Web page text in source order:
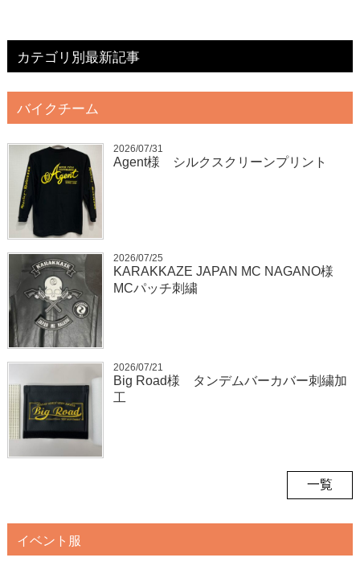
カテゴリ別最新記事
バイクチーム
2026/07/31
Agent様 シルクスクリーンプリント
2026/07/25
KARAKKAZE JAPAN MC NAGANO様
MCパッチ刺繍
2026/07/21
Big Road様 タンデムバーカバー刺繍加
工
一覧
イベント服